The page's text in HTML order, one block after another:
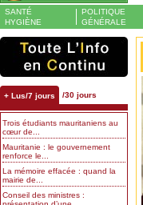
SANTÉ
HYGIÈNE
POLITIQUE
GÉNÉRALE
+ Lus/7 jours /30 jours
Trois étudiants mauritaniens au
cœur de...
Mauritanie : le gouvernement
renforce le...
La mémoire effacée : quand la
mairie de...
Conseil des ministres :